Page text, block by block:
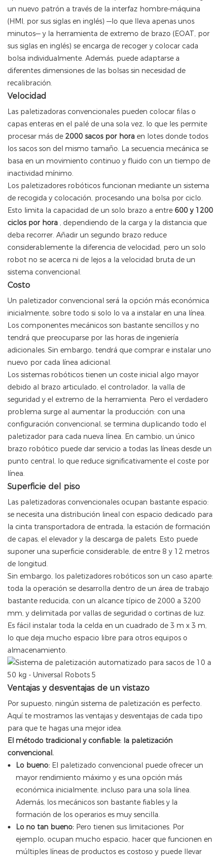
un nuevo patrón a través de la interfaz hombre-máquina
(HMI, por sus siglas en inglés) —lo que lleva apenas unos
minutos— y la herramienta de extremo de brazo (EOAT, por
sus siglas en inglés) se encarga de recoger y colocar cada
bolsa individualmente. Además, puede adaptarse a
diferentes dimensiones de las bolsas sin necesidad de
recalibración.
Velocidad
Las paletizadoras convencionales pueden colocar filas o
capas enteras en el palé de una sola vez, lo que les permite
procesar más de 2000 sacos por hora en lotes donde todos
los sacos son del mismo tamaño. La secuencia mecánica se
basa en un movimiento continuo y fluido con un tiempo de
inactividad mínimo.
Los paletizadores robóticos funcionan mediante un sistema
de recogida y colocación, procesando una bolsa por ciclo.
Esto limita la capacidad de un solo brazo a entre 600 y 1200
ciclos por hora , dependiendo de la carga y la distancia que
deba recorrer. Añadir un segundo brazo reduce
considerablemente la diferencia de velocidad, pero un solo
robot no se acerca ni de lejos a la velocidad bruta de un
sistema convencional.
Costo
Un paletizador convencional será la opción más económica
inicialmente, sobre todo si solo lo va a instalar en una línea.
Los componentes mecánicos son bastante sencillos y no
tendrá que preocuparse por las horas de ingeniería
adicionales. Sin embargo, tendrá que comprar e instalar uno
nuevo por cada línea adicional.
Los sistemas robóticos tienen un coste inicial algo mayor
debido al brazo articulado, el controlador, la valla de
seguridad y el extremo de la herramienta. Pero el verdadero
problema surge al aumentar la producción: con una
configuración convencional, se termina duplicando todo el
paletizador para cada nueva línea. En cambio, un único
brazo robótico puede dar servicio a todas las líneas desde un
punto central, lo que reduce significativamente el coste por
línea.
Superficie del piso
Las paletizadoras convencionales ocupan bastante espacio:
se necesita una distribución lineal con espacio dedicado para
la cinta transportadora de entrada, la estación de formación
de capas, el elevador y la descarga de palets. Esto puede
suponer una superficie considerable, de entre 8 y 12 metros
de longitud.
Sin embargo, los paletizadores robóticos son un caso aparte:
toda la operación se desarrolla dentro de un área de trabajo
bastante reducida, con un alcance típico de 2000 a 3200
mm, y delimitada por vallas de seguridad o cortinas de luz.
Es fácil instalar toda la celda en un cuadrado de 3 m x 3 m,
lo que deja mucho espacio libre para otros equipos o
almacenamiento.
Ventajas y desventajas de un vistazo
Por supuesto, ningún sistema de paletización es perfecto.
Aquí te mostramos las ventajas y desventajas de cada tipo
para que te hagas una mejor idea.
El método tradicional y confiable: la paletización
convencional.
Lo bueno: El paletizado convencional puede ofrecer un
mayor rendimiento máximo y es una opción más
económica inicialmente, incluso para una sola línea.
Además, los mecánicos son bastante fiables y la
formación de los operarios es muy sencilla.
Lo no tan bueno: Pero tienen sus limitaciones. Por
ejemplo, ocupan mucho espacio, hacer que funcionen en
múltiples líneas de productos es costoso y puede llevar